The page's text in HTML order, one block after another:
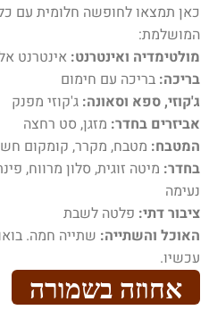
כאן תמצאו לחופשה חלומית עם כל
המושלמת:
מולטימדיה ואינטרנט: אינטרנט
בריכה: בריכה עם חימום
ג'קוזי, ספא וסאונה: ג'קוזי מפנק
אביזרים בחדר: מזגן, סט רחצה
המטבח: מטבח, מקרר, קומקום
בחדר: מיטה זוגית, סלון מרווח,
נעימה
ציבור דתי: פלטה לשבת
האוכל והשתייה: שתייה חמה.
עכשיו.
אחוזה בשמורה